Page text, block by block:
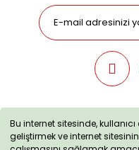
Bu internet sitesinde,
geliştirmek ve internet
uygunamama.com © 2019